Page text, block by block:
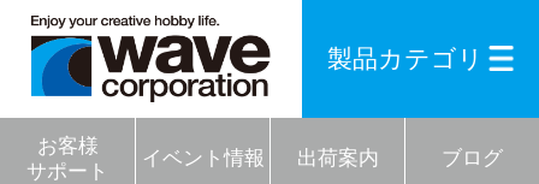
お客様
サポート
イベント情報 出荷案内 ブログ
製品カテゴリ